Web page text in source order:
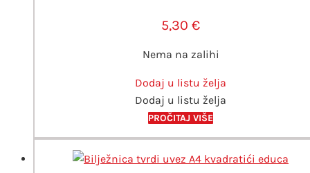
5,30 €
Nema na zalihi
Dodaj u listu želja
Dodaj u listu želja
PROČITAJ VIŠE